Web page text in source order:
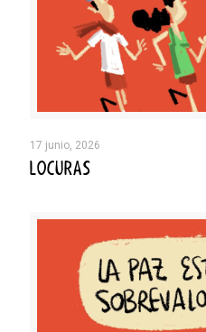
17 junio, 2026
LOCURAS